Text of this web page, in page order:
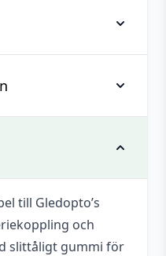
till Gledopto’s
och
slittåligt gummi för
× 40 mm
än.
”Gledopto
att skriva en